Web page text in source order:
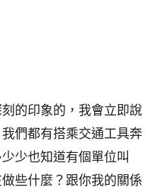
的印象的，我會立即說
們都有搭乘交通工具奔
少也知道有個單位叫
些什麼？跟你我的關係